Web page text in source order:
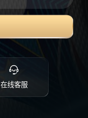
在线客服